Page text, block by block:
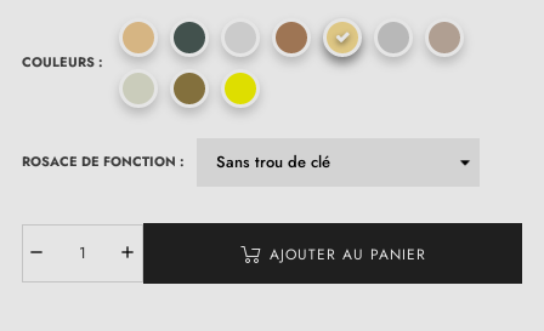
COULEURS :
ROSACE DE FONCTION :
AJOUTER AU PANIER